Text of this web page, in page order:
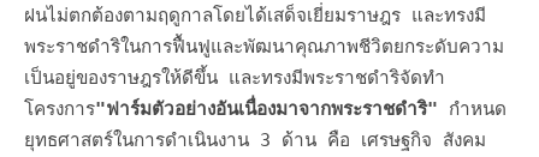
ฝนไม่ตกต้องตามฤดูกาลโดยได้เสด็จเยี่ยมราษฎร และทรงมี
พระราชดำริในการฟื้นฟูและพัฒนาคุณภาพชีวิตยกระดับความ
เป็นอยู่ของราษฎรให้ดีขึ้น และทรงมีพระราชดำริจัดทำ
โครงการ"ฟาร์มตัวอย่างอันเนื่องมาจากพระราชดำริ" กำหนด
ยุทธศาสตร์ในการดำเนินงาน 3 ด้าน คือ เศรษฐกิจ สังคม